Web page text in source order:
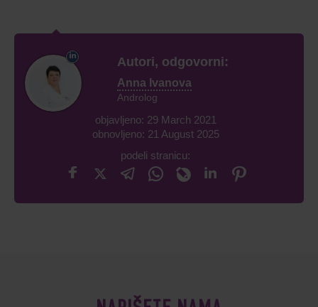
Autori, odgovorni:
Anna Ivanova
Androlog
objavljeno: 29 March 2021
obnovljeno: 21 August 2025
podeli stranicu: